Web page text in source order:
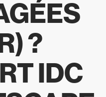
?
IDC